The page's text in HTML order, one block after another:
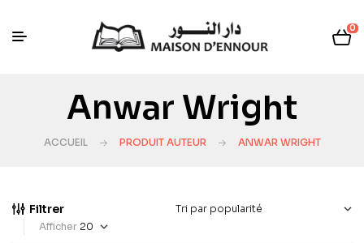
0
Anwar Wright
ACCUEIL PRODUIT AUTEUR ANWAR WRIGHT
Filtrer
Afficher